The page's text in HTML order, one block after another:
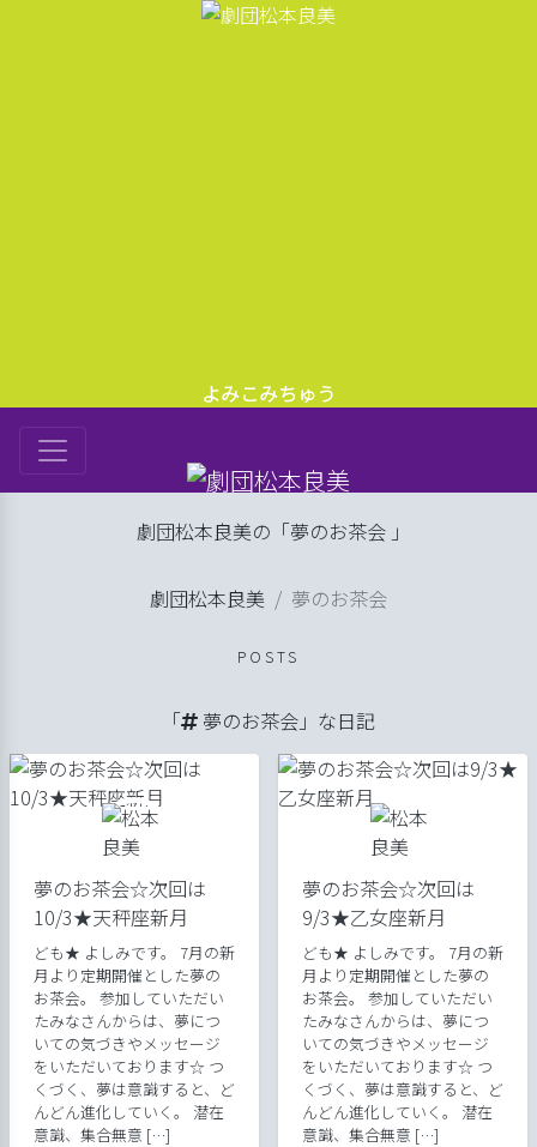
よみこみちゅう
劇団松本良美 夢のお茶会
劇団松本良美の「夢のお茶会 」
劇団日記
POSTS
「 夢のお茶会」な日記
夢のお茶会☆次回は
10/3★天秤座新月
ども★ よしみです。 7月の新
月より定期開催とした夢の
お茶会。 参加していただい
たみなさんからは、夢につ
いての気づきやメッセージ
をいただいております☆ つ
くづく、夢は意識すると、ど
んどん進化していく。 潜在
意識、集合無意 […]
夢のお茶会☆次回は
9/3★乙女座新月
ども★ よしみです。 7月の新
月より定期開催とした夢の
お茶会。 参加していただい
たみなさんからは、夢につ
いての気づきやメッセージ
をいただいております☆ つ
くづく、夢は意識すると、ど
んどん進化していく。 潜在
意識、集合無意 […]